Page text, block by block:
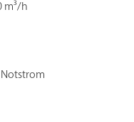
m³/h
Notstrom